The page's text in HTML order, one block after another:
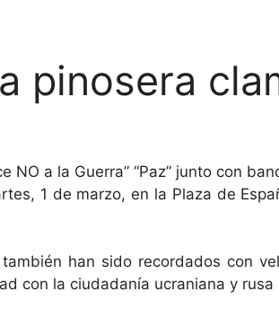
pinosera
NO a la Guerra” “Paz” junto con
1 de marzo, en la Plaza de
han sido recordados con
con la ciudadanía ucraniana y rusa